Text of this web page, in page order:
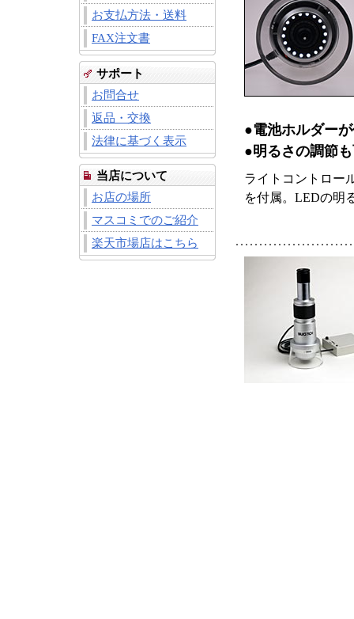
お支払方法・送料
FAX注文書
サポート
お問合せ
返品・交換
法律に基づく表示
当店について
お店の場所
マスコミでのご紹介
楽天市場店はこちら
●電池ホルダー
●明るさの調節
ライトコントロー
を付属。LEDの明